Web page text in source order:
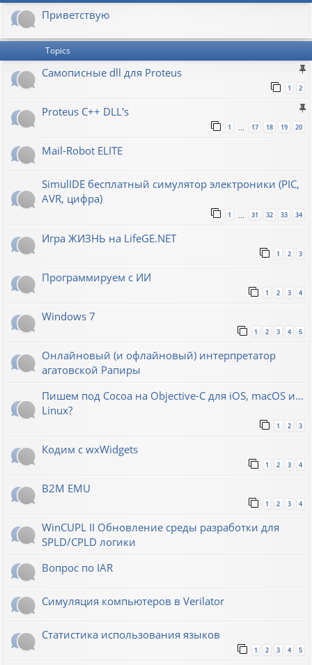
u
Приветствую
Topics
Самописные dll для Proteus
1 2
Proteus C++ DLL's
1 … 17 18 19 20
Mail-Robot ELITE
SimulIDE бесплатный симулятор электроники (PIC,
AVR, цифра)
1 31 32 33 34
Игра ЖИЗНЬ на LifeGE.NET
1 2 3
Программируем с ИИ
1 2 3 4
Windows 7
1 2 3 4 5
Онлайновый (и офлайновый) интерпретатор
агатовской Рапиры
Пишем под Cocoa на Objective-C для iOS, macOS и...
Linux?
1 2 3
Кодим с wxWidgets
1 2 3 4
B2M EMU
1 2 3 4
WinCUPL II Обновление среды разработки для
SPLD/CPLD логики
Вопрос по IAR
Симуляция компьютеров в Verilator
Статистика использования языков
1 2 3 4 5